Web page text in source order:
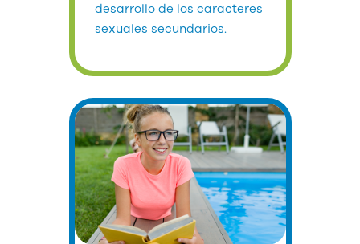
desarrollo de los caracteres
sexuales secundarios.